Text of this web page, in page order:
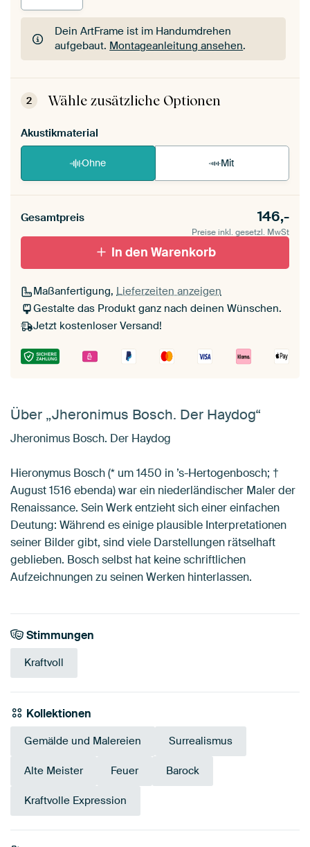
Dein ArtFrame ist im Handumdrehen
aufgebaut. Montageanleitung ansehen.
Dein ArtFrame ist im Handumdrehen
aufgebaut.Montageanleitung ansehen
2 Wähle zusätzliche Optionen
Akustikmaterial
Ohne Mit
Gesamtpreis 146,-
Preise inkl. gesetzl. MwSt
In den Warenkorb
Maßanfertigung, Lieferzeiten anzeigen
Gestalte das Produkt ganz nach deinen Wünschen.
Jetzt kostenloser Versand!
Über „Jheronimus Bosch. Der Haydog“
Jheronimus Bosch. Der Haydog
Hieronymus Bosch (* um 1450 in ’s-Hertogenbosch; †
August 1516 ebenda) war ein niederländischer Maler der
Renaissance. Sein Werk entzieht sich einer einfachen
Deutung: Während es einige plausible Interpretationen
seiner Bilder gibt, sind viele Darstellungen rätselhaft
geblieben. Bosch selbst hat keine schriftlichen
Aufzeichnungen zu seinen Werken hinterlassen.
Stimmungen
Kraftvoll
Kollektionen
Gemälde und Malereien Surrealismus
Alte Meister Feuer Barock
Kraftvolle Expression